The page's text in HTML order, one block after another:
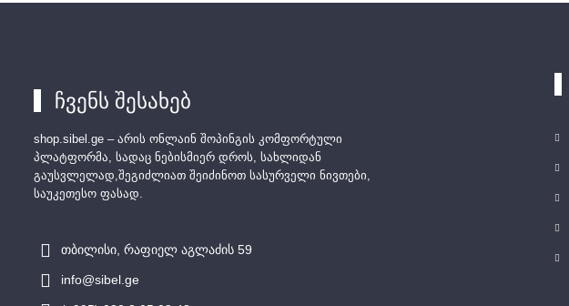
ჩვენს შესახებ
shop.sibel.ge – არის ონლაინ შოპინგის კომფორტული
პლატფორმა, სადაც ნებისმიერ დროს, სახლიდან
გაუსვლელად,შეგიძლიათ შეიძინოთ სასურველი ნივთები,
საუკეთესო ფასად.
თბილისი, რაფიელ აგლაძის 59
info@sibel.ge